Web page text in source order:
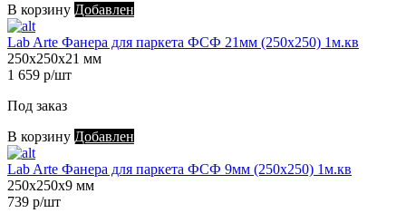
В корзину Добавлен
Lab Arte Фанера для паркета ФСФ 21мм (250х250) 1м.кв
250х250х21 мм
1 659 р/шт
Под заказ
В корзину Добавлен
Lab Arte Фанера для паркета ФСФ 9мм (250х250) 1м.кв
250х250х9 мм
739 р/шт